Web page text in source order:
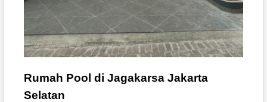
Rumah Pool di Jagakarsa Jakarta
Selatan